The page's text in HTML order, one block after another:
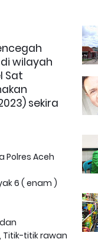
wilayah
Sat
sekira
Polres Aceh
6 ( enam )
titik rawan